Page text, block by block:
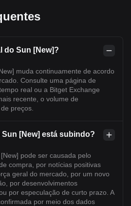
do Sun [New]?
muda continuamente de acordo
Consulte uma página de
real ou a Bitget Exchange
recente, o volume de
preços.
[New] está subindo?
pode ser causada pelo
compra, por notícias positivas
geral do mercado, por um novo
por desenvolvimentos
por especulação de curto prazo. A
por meio dos dados